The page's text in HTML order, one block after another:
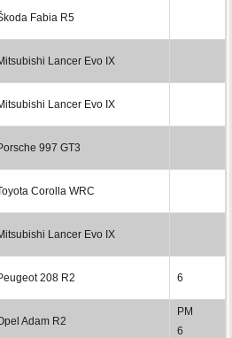
Fabia R5
Lancer Evo IX
Lancer Evo IX
997 GT3
Corolla WRC
Lancer Evo IX
208 R2 6
Adam R2
PM
6